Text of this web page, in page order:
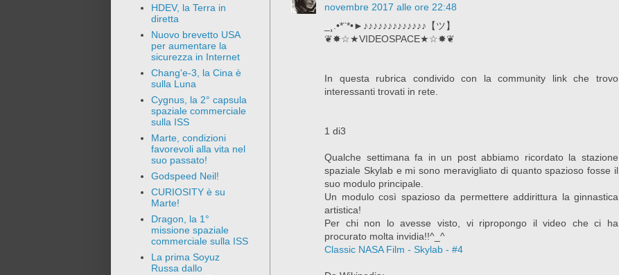
novembre 2017 alle ore 22:48
_¸.•*¨*•►♪♪♪♪♪♪♪♪♪♪♪♪♪【ツ】
❦✸☆★VIDEOSPACE★☆✸❦
In questa rubrica condivido con la community link che trovo
interessanti trovati in rete.
1 di3
Qualche settimana fa in un post abbiamo ricordato la stazione
spaziale Skylab e mi sono meravigliato di quanto spazioso fosse il
suo modulo principale.
Un modulo così spazioso da permettere addirittura la ginnastica
artistica!
Per chi non lo avesse visto, vi ripropongo il video che ci ha
procurato molta invidia!!^_^
Classic NASA Film - Skylab - #4
HDEV, la Terra in
diretta
Nuovo brevetto USA
per aumentare la
sicurezza in Internet
Chang'e-3, la Cina è
sulla Luna
Cygnus, la 2° capsula
spaziale commerciale
sulla ISS
Marte, condizioni
favorevoli alla vita nel
suo passato!
Godspeed Neil!
CURIOSITY è su
Marte!
Dragon, la 1°
missione spaziale
commerciale sulla ISS
La prima Soyuz
Russa dallo